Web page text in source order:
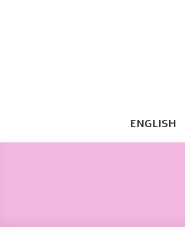
ENGLISH